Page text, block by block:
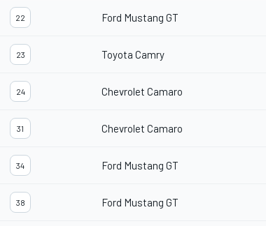
22 Ford Mustang GT
23 Toyota Camry
24 Chevrolet Camaro
31 Chevrolet Camaro
34 Ford Mustang GT
38 Ford Mustang GT